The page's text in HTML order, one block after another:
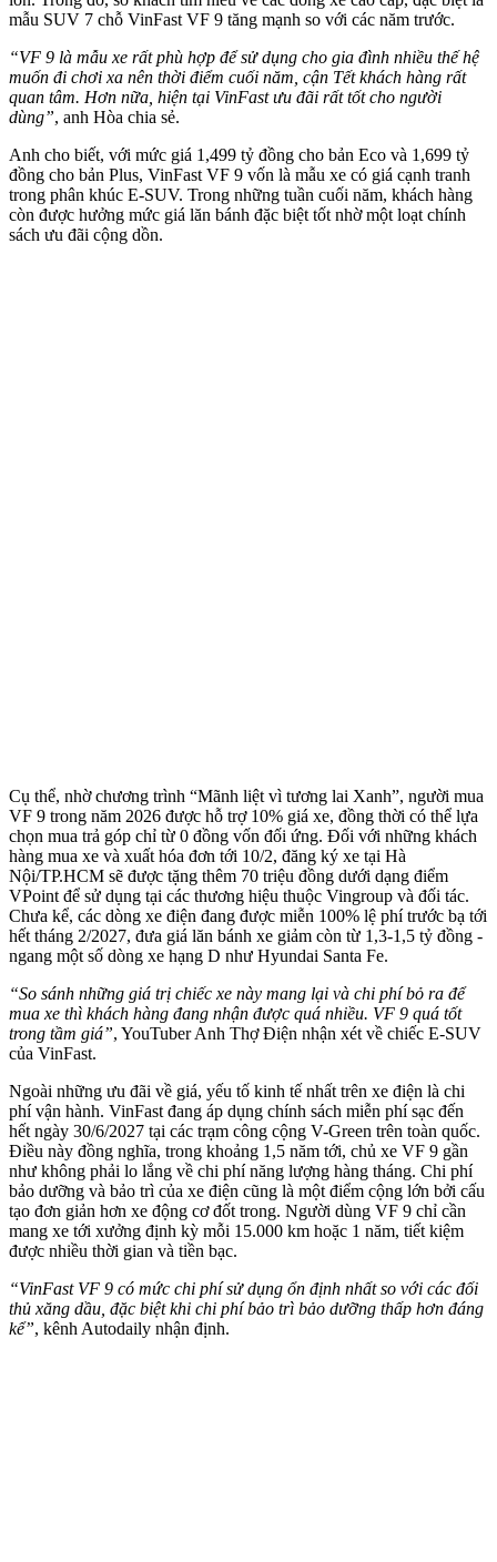
mẫu SUV 7 chỗ VinFast VF 9 tăng mạnh so với các năm trước.
“VF 9 là mẫu xe rất phù hợp để sử dụng cho gia đình nhiều thế hệ
muốn đi chơi xa nên thời điểm cuối năm, cận Tết khách hàng rất
quan tâm. Hơn nữa, hiện tại VinFast ưu đãi rất tốt cho người
dùng”, anh Hòa chia sẻ.
Anh cho biết, với mức giá 1,499 tỷ đồng cho bản Eco và 1,699 tỷ
đồng cho bản Plus, VinFast VF 9 vốn là mẫu xe có giá cạnh tranh
trong phân khúc E-SUV. Trong những tuần cuối năm, khách hàng
còn được hưởng mức giá lăn bánh đặc biệt tốt nhờ một loạt chính
sách ưu đãi cộng dồn.
Cụ thể, nhờ chương trình “Mãnh liệt vì tương lai Xanh”, người mua
VF 9 trong năm 2026 được hỗ trợ 10% giá xe, đồng thời có thể lựa
chọn mua trả góp chỉ từ 0 đồng vốn đối ứng. Đối với những khách
hàng mua xe và xuất hóa đơn tới 10/2, đăng ký xe tại Hà
Nội/TP.HCM sẽ được tặng thêm 70 triệu đồng dưới dạng điểm
VPoint để sử dụng tại các thương hiệu thuộc Vingroup và đối tác.
Chưa kể, các dòng xe điện đang được miễn 100% lệ phí trước bạ tới
hết tháng 2/2027, đưa giá lăn bánh xe giảm còn từ 1,3-1,5 tỷ đồng -
ngang một số dòng xe hạng D như Hyundai Santa Fe.
“So sánh những giá trị chiếc xe này mang lại và chi phí bỏ ra để
mua xe thì khách hàng đang nhận được quá nhiều. VF 9 quá tốt
trong tầm giá”, YouTuber Anh Thợ Điện nhận xét về chiếc E-SUV
của VinFast.
Ngoài những ưu đãi về giá, yếu tố kinh tế nhất trên xe điện là chi
phí vận hành. VinFast đang áp dụng chính sách miễn phí sạc đến
hết ngày 30/6/2027 tại các trạm công cộng V-Green trên toàn quốc.
Điều này đồng nghĩa, trong khoảng 1,5 năm tới, chủ xe VF 9 gần
như không phải lo lắng về chi phí năng lượng hàng tháng. Chi phí
bảo dưỡng và bảo trì của xe điện cũng là một điểm cộng lớn bởi cấu
tạo đơn giản hơn xe động cơ đốt trong. Người dùng VF 9 chỉ cần
mang xe tới xưởng định kỳ mỗi 15.000 km hoặc 1 năm, tiết kiệm
được nhiều thời gian và tiền bạc.
“VinFast VF 9 có mức chi phí sử dụng ổn định nhất so với các đối
thủ xăng dầu, đặc biệt khi chi phí bảo trì bảo dưỡng thấp hơn đáng
kể”, kênh Autodaily nhận định.